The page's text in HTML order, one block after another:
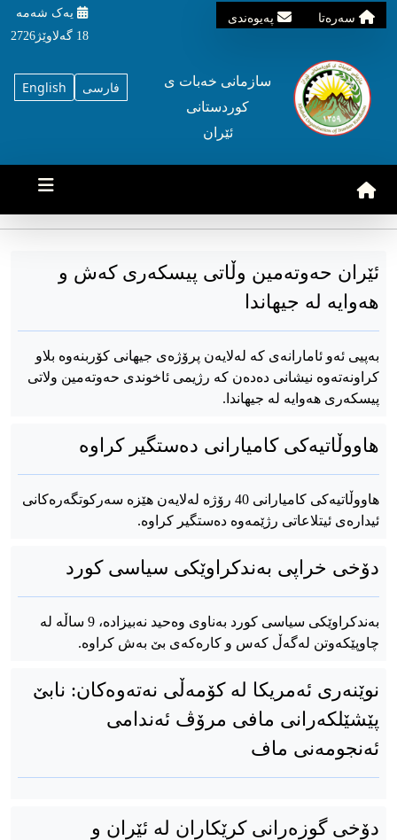
سه‌ره‌تا په‌یوه‌ندی
یه‌ک شه‌مه‌
18 گه‌لاوێژ2726
English فارسی
سازمانی خه‌بات ی
کوردستانی
ئێران
ئێران حەوتەمین وڵاتی پیسکەری کەش و
هەوایە لە جیهاندا
بەپیی ئەو ئامارانەی کە لەلایەن پرۆژەی جیهانی کۆربنەوە بلاو
کراونەتەوە نیشانی دەدەن کە رژیمی ئاخوندی حەوتەمین ولاتی
پیسکەری هەوایە لە جیهاندا.
هاووڵاتیەکی کامیارانی دەستگیر کراوە
هاووڵاتیەکی کامیارانی 40 رۆژە لەلایەن هێزە سەرکوتگەرەکانی
ئیدارەی ئیتلاعاتی رژێمەوە دەستگیر کراوە.
دۆخی خراپی بەندکراوێکی سیاسی کورد
بەندکراوێکی سیاسی کورد بەناوی وەحید نەبیزادە، 9 ساڵە لە
چاوپێکەوتن لەگەڵ کەس و کارەکەی بێ بەش کراوە.
نوێنەری ئەمریکا لە کۆمەڵی نەتەوەکان: نابێ
پێشێلکەرانی مافی مرۆڤ ئەندامی
ئەنجومەنی ماف
دۆخی گوزەرانی کرێکاران له ئێران و